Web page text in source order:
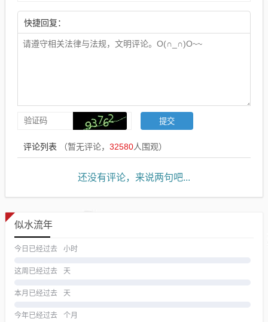
快捷回复：
评论列表 （暂无评论， 32580人围观）
还没有评论，来说两句吧...
似水流年
今日已经过去 小时
这周已经过去 天
本月已经过去 天
今年已经过去 个月